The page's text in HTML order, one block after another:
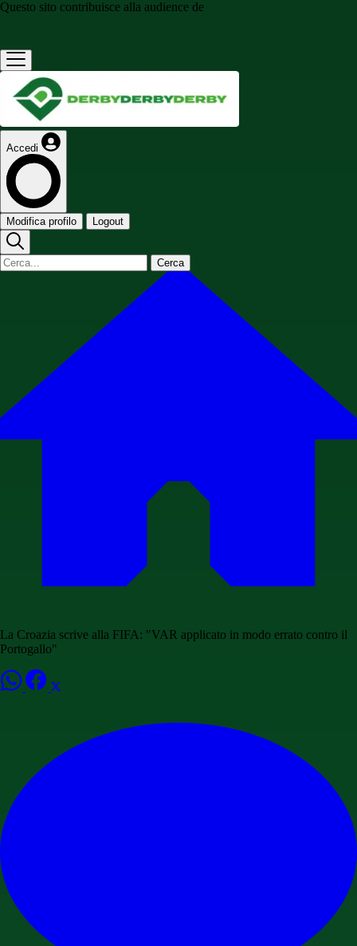
Questo sito contribuisce alla audience de
Accedi
Modifica profilo Logout
Cerca
La Croazia scrive alla FIFA: "VAR applicato in modo errato contro il
Portogallo"